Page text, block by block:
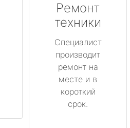
Ремонт
техники
Специалист
производит
ремонт на
месте и в
короткий
срок.